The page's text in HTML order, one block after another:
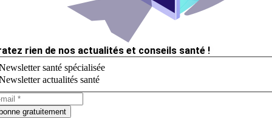
rien de nos actualités et conseils santé !
santé spécialisée
actualités santé
gratuitement